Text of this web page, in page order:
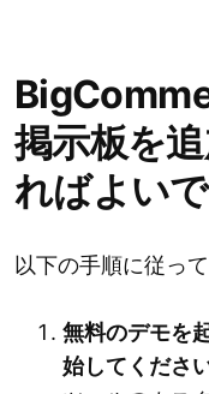
掲示板を
ればよい
以下の手順に従っ
無料のデモを
始してください